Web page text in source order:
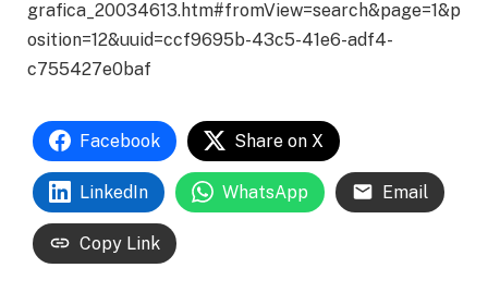
grafica_20034613.htm#fromView=search&page=1&p
osition=12&uuid=ccf9695b-43c5-41e6-adf4-
c755427e0baf
Facebook Share on X
LinkedIn WhatsApp Email
Copy Link